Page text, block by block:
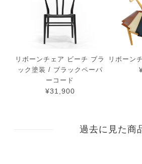
リボーンチェア ビーチ ブラ
ック塗装 / ブラックペーパ
ーコード
¥31,900
リボーン
過去に見た商